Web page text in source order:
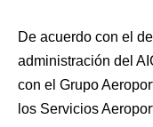
De acuerdo con el
administración del
con el Grupo
los Servicios